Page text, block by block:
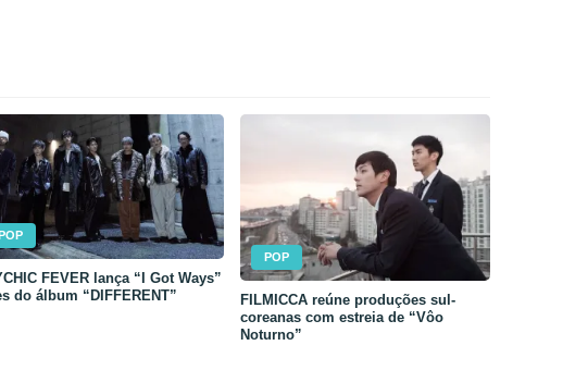
POP
FEVER lança “I Got Ways”
do álbum “DIFFERENT”
POP
FILMICCA reúne produções sul-
coreanas com estreia de “Vôo
Noturno”